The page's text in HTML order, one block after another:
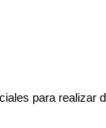
para